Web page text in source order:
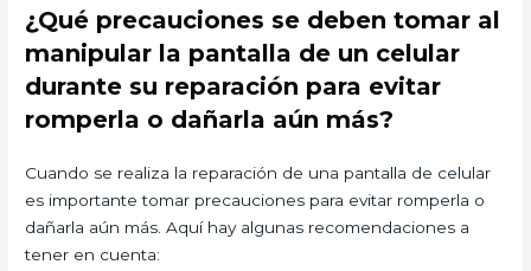
¿Qué precauciones se deben tomar al
manipular la pantalla de un celular
durante su reparación para evitar
romperla o dañarla aún más?
Cuando se realiza la reparación de una pantalla de celular
es importante tomar precauciones para evitar romperla o
dañarla aún más. Aquí hay algunas recomendaciones a
tener en cuenta: